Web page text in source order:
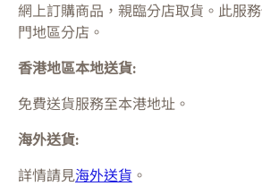
網上訂購商品，親臨分店取貨。此服
門地區分店。
香港地區本地送貨:
免費送貨服務至本港地址。
海外送貨:
詳情請見海外送貨 。